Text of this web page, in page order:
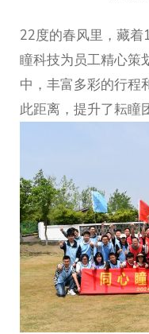
22度的春风里，藏
瞳科技为员工精心策
中，丰富多彩的行程
此距离，提升了耘瞳